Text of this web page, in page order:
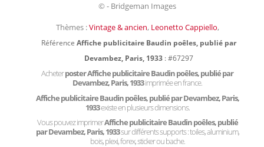
© - Bridgeman Images
Thèmes :Vintage & ancien, Leonetto Cappiello,
Référence Affiche publicitaire Baudin poêles, publié par
Devambez, Paris, 1933 : #67297
Acheterposter Affiche publicitaire Baudin poêles, publié par
Devambez, Paris, 1933imprimée en france.
Affiche publicitaire Baudin poêles, publié par Devambez, Paris,
1933existe en plusieurs dimensions.
Vous pouvez imprimerAffiche publicitaire Baudin poêles, publié
par Devambez, Paris, 1933sur différents supports : toiles, aluminium,
bois, plexi, forex, sticker ou bache.